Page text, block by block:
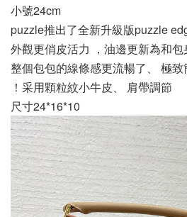
小號24cm
puzzle推出了全新升級版puzzle
外觀更俏皮活力 ，油邊更新為和包
整個包包的線條感更流暢了、 極致
！采用顆粒紋小牛皮、 肩帶調節
尺寸24*16*10